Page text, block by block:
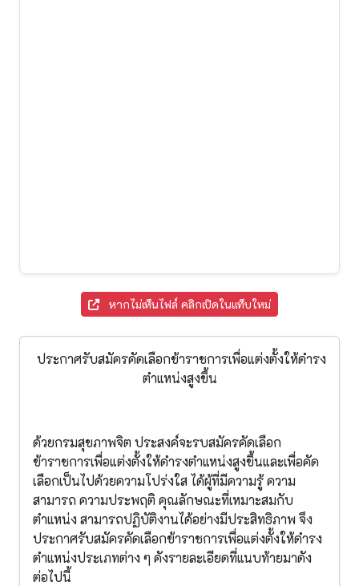
หากไม่เห็นไฟล์ คลิกเปิดในแท็บใหม่
ประกาศรับสมัครคัดเลือกข้าราชการเพื่อแต่งตั้งให้ดำรง
ตำแหน่งสูงขึ้น
ด้วยกรมสุขภาพจิต ประสงค์จะรบสมัครคัดเลือก
ข้าราชการเพื่อแต่งตั้งให้ดำรงตำแหน่งสูงขึ้นและเพื่อคัด
เลือกเป็นไปด้วยความโปร่งใส ได้ผู้ที่มีความรู้ ความ
สามารถ ความประพฤติ คุณลักษณะที่เหมาะสมกับ
ตำแหน่ง สามารถปฏิบัติงานได้อย่างมีประสิทธิภาพ จึง
ประกาศรับสมัครคัดเลือกข้าราชการเพื่อแต่งตั้งให้ดำรง
ตำแหน่งประเภทต่าง ๆ คังรายละเอียดที่แนบท้ายมาดัง
ต่อไปนี้